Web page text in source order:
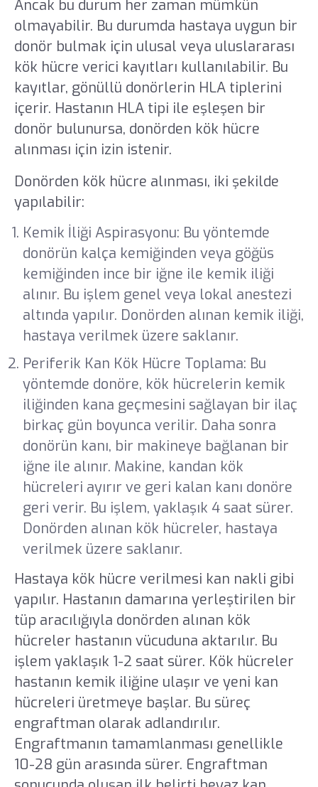
Ancak bu durum her zaman mümkün
olmayabilir. Bu durumda hastaya uygun bir
donör bulmak için ulusal veya uluslararası
kök hücre verici kayıtları kullanılabilir. Bu
kayıtlar, gönüllü donörlerin HLA tiplerini
içerir. Hastanın HLA tipi ile eşleşen bir
donör bulunursa, donörden kök hücre
alınması için izin istenir.
Donörden kök hücre alınması, iki şekilde
yapılabilir:
Kemik İliği Aspirasyonu: Bu yöntemde
donörün kalça kemiğinden veya göğüs
kemiğinden ince bir iğne ile kemik iliği
alınır. Bu işlem genel veya lokal anestezi
altında yapılır. Donörden alınan kemik iliği,
hastaya verilmek üzere saklanır.
Periferik Kan Kök Hücre Toplama: Bu
yöntemde donöre, kök hücrelerin kemik
iliğinden kana geçmesini sağlayan bir ilaç
birkaç gün boyunca verilir. Daha sonra
donörün kanı, bir makineye bağlanan bir
iğne ile alınır. Makine, kandan kök
hücreleri ayırır ve geri kalan kanı donöre
geri verir. Bu işlem, yaklaşık 4 saat sürer.
Donörden alınan kök hücreler, hastaya
verilmek üzere saklanır.
Hastaya kök hücre verilmesi kan nakli gibi
yapılır. Hastanın damarına yerleştirilen bir
tüp aracılığıyla donörden alınan kök
hücreler hastanın vücuduna aktarılır. Bu
işlem yaklaşık 1-2 saat sürer. Kök hücreler
hastanın kemik iliğine ulaşır ve yeni kan
hücreleri üretmeye başlar. Bu süreç
engraftman olarak adlandırılır.
Engraftmanın tamamlanması genellikle
10-28 gün arasında sürer. Engraftman